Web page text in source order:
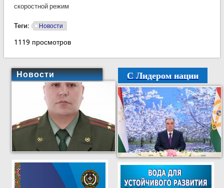
скоростной режим
Теги: Новости
1119 просмотров
Новости С Лидером нации